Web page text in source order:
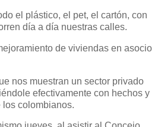
el plástico, el pet, el cartón, con
día a día nuestras calles.
de viviendas en asocio
nos muestran un sector privado
efectivamente con hechos y
colombianos.